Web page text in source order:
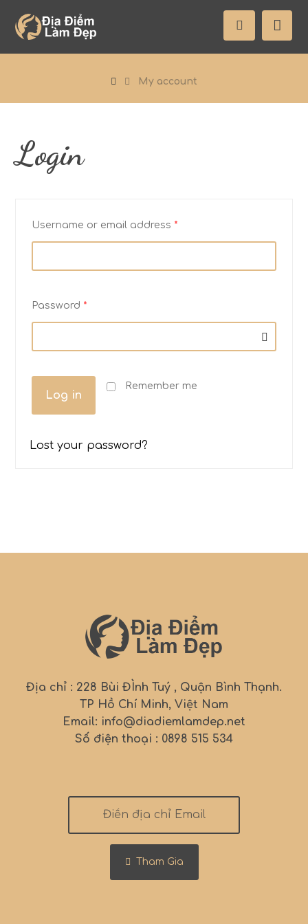
My account
Login
Username or email address *
Password *
Remember me
Log in
Lost your password?
Địa chỉ : 228 Bùi ĐÌnh Tuý , Quận Bình Thạnh.
TP Hồ Chí Minh, Việt Nam
Email: info@diadiemlamdep.net
Số điện thoại : 0898 515 534
Tham Gia